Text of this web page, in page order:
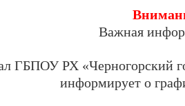
Важная
ГБПОУ РХ «Черногорский
информирует о